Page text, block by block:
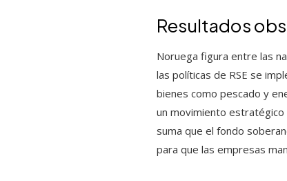
Resultados
Noruega figura entre las
las políticas de RSE se
bienes como pescado y
un movimiento
suma que el fondo
para que las empresas